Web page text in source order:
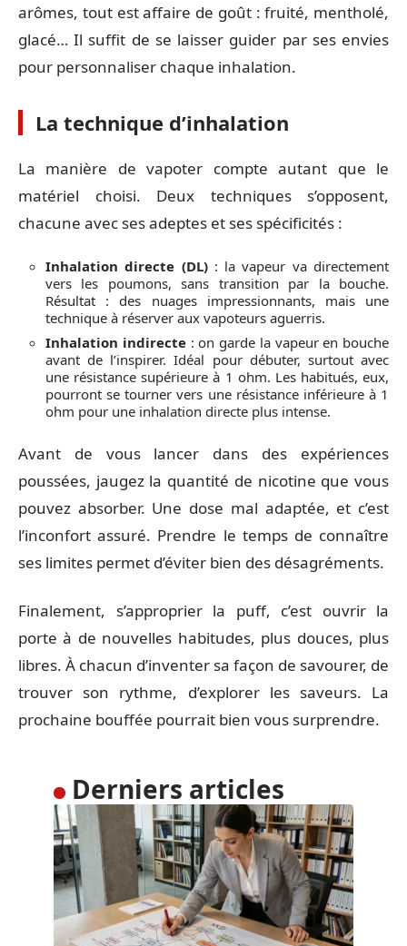
arômes, tout est affaire de goût : fruité, mentholé,
glacé… Il suffit de se laisser guider par ses envies
pour personnaliser chaque inhalation.
La technique d’inhalation
La manière de vapoter compte autant que le
matériel choisi. Deux techniques s’opposent,
chacune avec ses adeptes et ses spécificités :
Inhalation directe (DL): la vapeur va directement
vers les poumons, sans transition par la bouche.
Résultat : des nuages impressionnants, mais une
technique à réserver aux vapoteurs aguerris.
Inhalation indirecte: on garde la vapeur en bouche
avant de l’inspirer. Idéal pour débuter, surtout avec
une résistance supérieure à 1 ohm. Les habitués, eux,
pourront se tourner vers une résistance inférieure à 1
ohm pour une inhalation directe plus intense.
Avant de vous lancer dans des expériences
poussées, jaugez la quantité de nicotine que vous
pouvez absorber. Une dose mal adaptée, et c’est
l’inconfort assuré. Prendre le temps de connaître
ses limites permet d’éviter bien des désagréments.
Finalement, s’approprier la puff, c’est ouvrir la
porte à de nouvelles habitudes, plus douces, plus
libres. À chacun d’inventer sa façon de savourer, de
trouver son rythme, d’explorer les saveurs. La
prochaine bouffée pourrait bien vous surprendre.
Derniers articles